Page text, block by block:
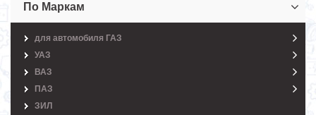
По Маркам
для автомобиля ГАЗ
УАЗ
ВАЗ
ПАЗ
ЗИЛ